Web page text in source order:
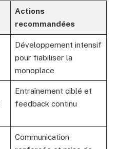
Actions
recommandées
Développement intensif
pour fiabiliser la
monoplace
Entraînement ciblé et
feedback continu
Communication